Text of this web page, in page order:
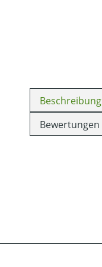
Beschreibung
Bewertungen